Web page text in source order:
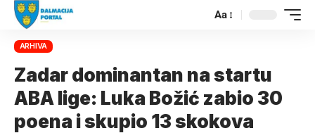
Aa
ARHIVA
Zadar dominantan na startu
ABA lige: Luka Božić zabio 30
poena i skupio 13 skokova